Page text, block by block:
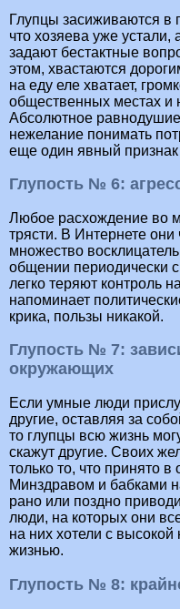
Глупцы засиживаются в
что хозяева уже
задают бестактные
этом, хвастаются
на еду еле хватает,
общественных местах и
Абсолютное
нежелание понимать
еще один явный
Глупость № 6:
Любое расхождение во
трясти. В Интернете они
множество
общении периодически
легко теряют контроль
напоминает
крика, пользы никакой.
Глупость № 7:
окружающих
Если умные люди
другие, оставляя за
то глупцы всю жизнь
скажут другие. Своих
только то, что принято
Минздравом и бабками
рано или поздно
люди, на которых они
на них хотели с
жизнью.
Глупость № 8: